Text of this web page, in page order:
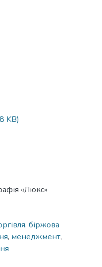
KB)
«Люкс»
, біржова
, менеджмент,